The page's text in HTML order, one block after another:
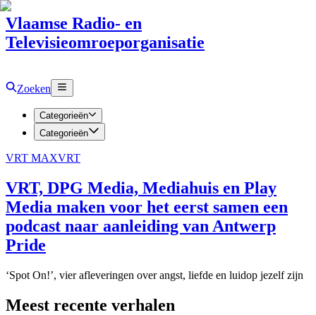
Vlaamse Radio- en
Televisieomroeporganisatie
Zoeken
Categorieën
Categorieën
VRT MAXVRT
VRT, DPG Media, Mediahuis en Play
Media maken voor het eerst samen een
podcast naar aanleiding van Antwerp
Pride
‘Spot On!’, vier afleveringen over angst, liefde en luidop jezelf zijn
Meest recente verhalen